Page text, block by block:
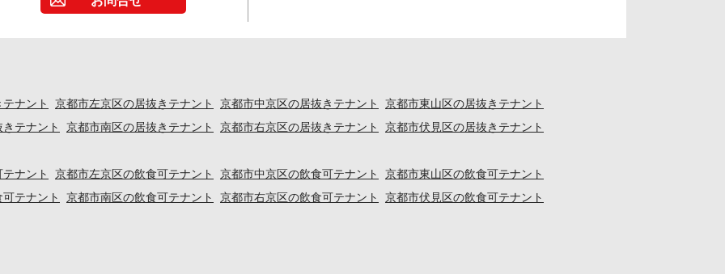
ナント 京都市左京区の居抜きテナント 京都市中京区の居抜きテナント
京都市東山区の居抜きテナント
テナント 京都市南区の居抜きテナント 京都市右京区の居抜きテナント
京都市伏見区の居抜きテナント
ナント 京都市左京区の飲食可テナント 京都市中京区の飲食可テナント
京都市東山区の飲食可テナント
テナント 京都市南区の飲食可テナント 京都市右京区の飲食可テナント
京都市伏見区の飲食可テナント